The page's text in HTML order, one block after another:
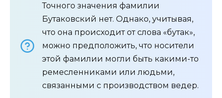
Точного значения фамилии
Бутаковский нет. Однако, учитывая,
что она происходит от слова «бутак»,
можно предположить, что носители
этой фамилии могли быть какими-то
ремесленниками или людьми,
связанными с производством ведер.